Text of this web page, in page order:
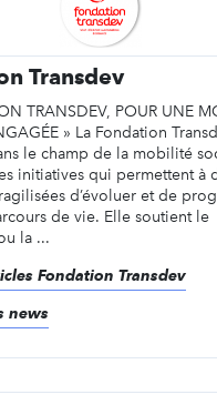
Transdev
TRANSDEV, POUR UNE
» La Fondation
le champ de la mobilité
initiatives qui permettent à
d’évoluer et de
de vie. Elle soutient le
la ...
Fondation Transdev
news